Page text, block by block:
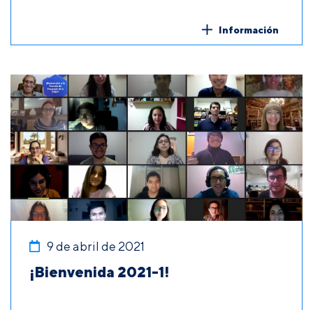
Información
9 de abril de 2021
¡Bienvenida 2021-1!